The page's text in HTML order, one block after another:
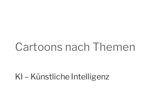
Cartoons nach Themen
KI – Künstliche Intelligenz